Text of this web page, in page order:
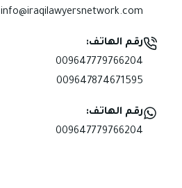
info@iraqilawyersnetwork.com
رقم الهاتف:
009647779766204
009647874671595
رقم الهاتف:
009647779766204